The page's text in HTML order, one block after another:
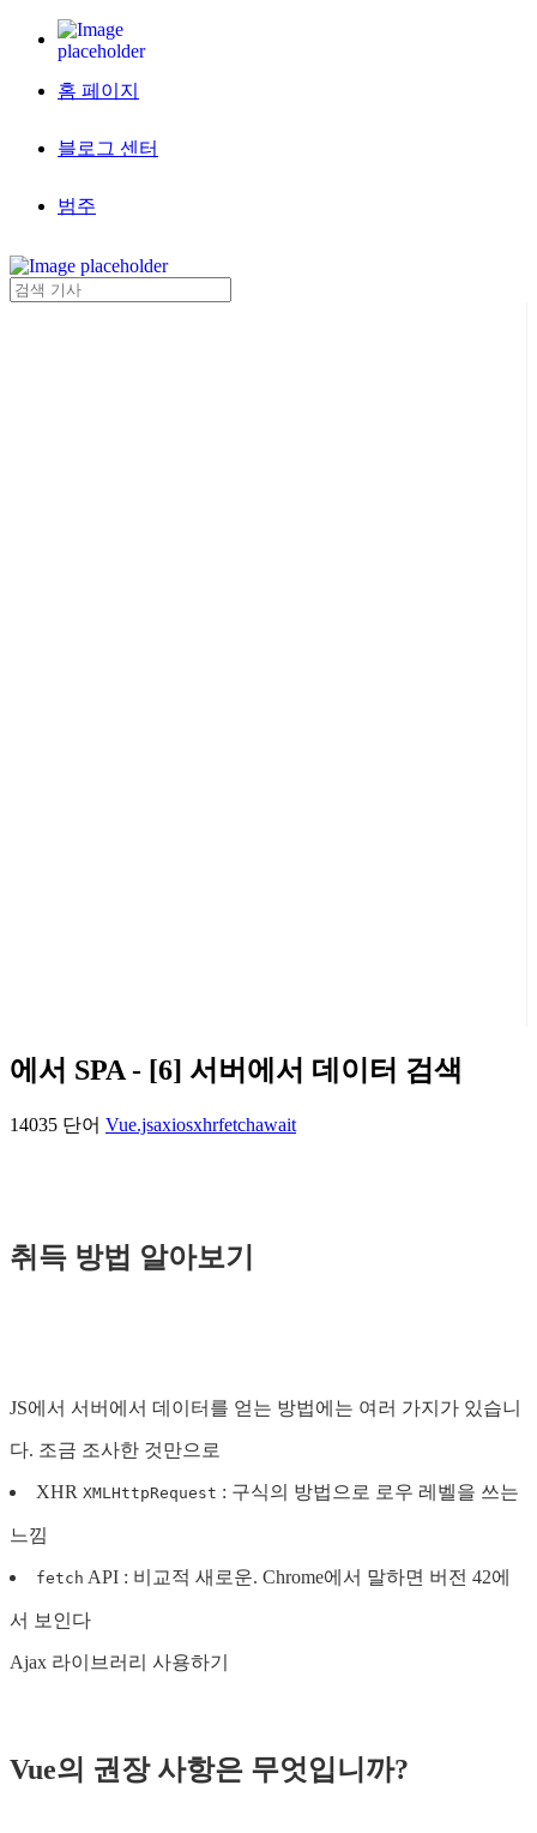
홈 페이지
블로그 센터
범주
에서 SPA - [6] 서버에서 데이터 검색
14035 단어 Vue.jsaxiosxhrfetchawait
취득 방법 알아보기
JS에서 서버에서 데이터를 얻는 방법에는 여러 가지가 있습니
다. 조금 조사한 것만으로
XHR XMLHttpRequest : 구식의 방법으로 로우 레벨을 쓰는
느낌
fetch API : 비교적 새로운. Chrome에서 말하면 버전 42에
서 보인다
Ajax 라이브러리 사용하기
Vue의 권장 사항은 무엇입니까?